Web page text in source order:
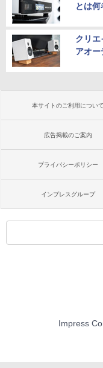
とは何
クリエ
アオー
本サイトのご利用について
広告掲載のご案内
プライバシーポリシー
インプレスグループ
Impress